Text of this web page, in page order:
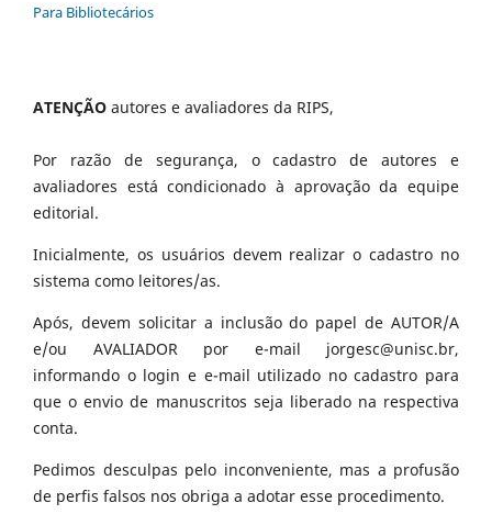
Para Bibliotecários
ATENÇÃO autores e avaliadores da RIPS,
Por razão de segurança, o cadastro de autores e
avaliadores está condicionado à aprovação da equipe
editorial.
Inicialmente, os usuários devem realizar o cadastro no
sistema como leitores/as.
Após, devem solicitar a inclusão do papel de AUTOR/A
e/ou AVALIADOR por e-mail jorgesc@unisc.br,
informando o login e e-mail utilizado no cadastro para
que o envio de manuscritos seja liberado na respectiva
conta.
Pedimos desculpas pelo inconveniente, mas a profusão
de perfis falsos nos obriga a adotar esse procedimento.